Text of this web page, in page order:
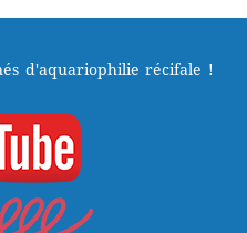
d'aquariophilie récifale !